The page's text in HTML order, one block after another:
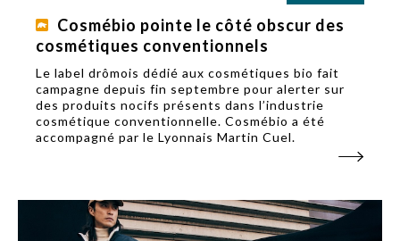
Cosmébio pointe le côté obscur des
cosmétiques conventionnels
Le label drômois dédié aux cosmétiques bio fait
campagne depuis fin septembre pour alerter sur
des produits nocifs présents dans l’industrie
cosmétique conventionnelle. Cosmébio a été
accompagné par le Lyonnais Martin Cuel.